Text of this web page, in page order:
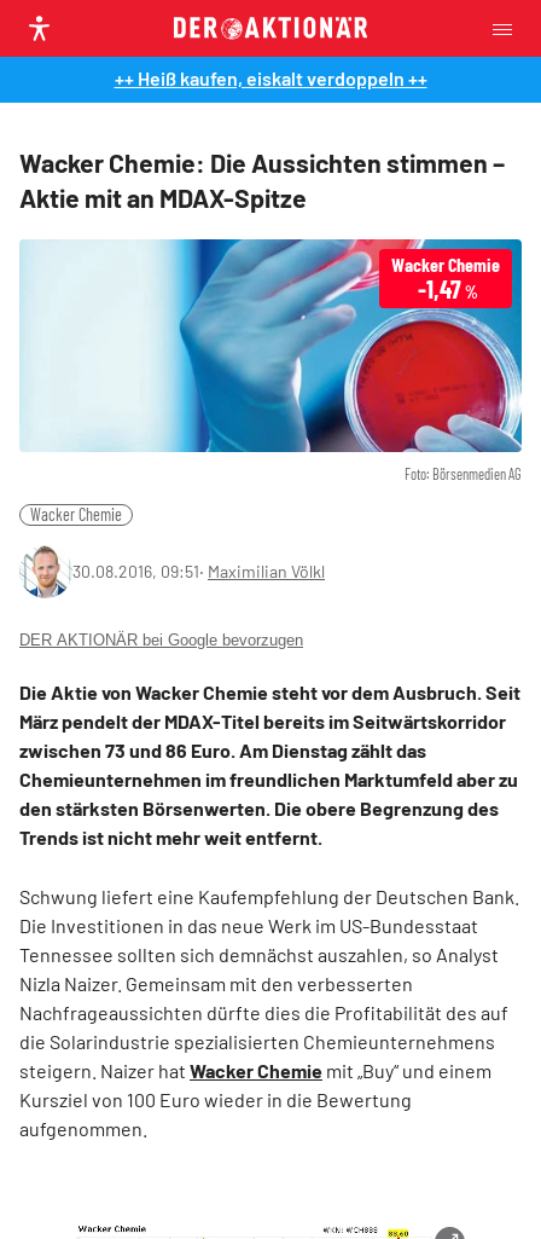
++ Heiß kaufen, eiskalt verdoppeln ++
Wacker Chemie: Die Aussichten stimmen –
Aktie mit an MDAX-Spitze
Foto: Börsenmedien AG
Wacker Chemie
-1,47%
Wacker Chemie
30.08.2016, 09:51‧ Maximilian Völkl
DER AKTIONÄR bei Google bevorzugen
Die Aktie von Wacker Chemie steht vor dem Ausbruch. Seit
März pendelt der MDAX-Titel bereits im Seitwärtskorridor
zwischen 73 und 86 Euro. Am Dienstag zählt das
Chemieunternehmen im freundlichen Marktumfeld aber zu
den stärksten Börsenwerten. Die obere Begrenzung des
Trends ist nicht mehr weit entfernt.
Schwung liefert eine Kaufempfehlung der Deutschen Bank.
Die Investitionen in das neue Werk im US-Bundesstaat
Tennessee sollten sich demnächst auszahlen, so Analyst
Nizla Naizer. Gemeinsam mit den verbesserten
Nachfrageaussichten dürfte dies die Profitabilität des auf
die Solarindustrie spezialisierten Chemieunternehmens
steigern. Naizer hat Wacker Chemie mit „Buy“ und einem
Kursziel von 100 Euro wieder in die Bewertung
aufgenommen.